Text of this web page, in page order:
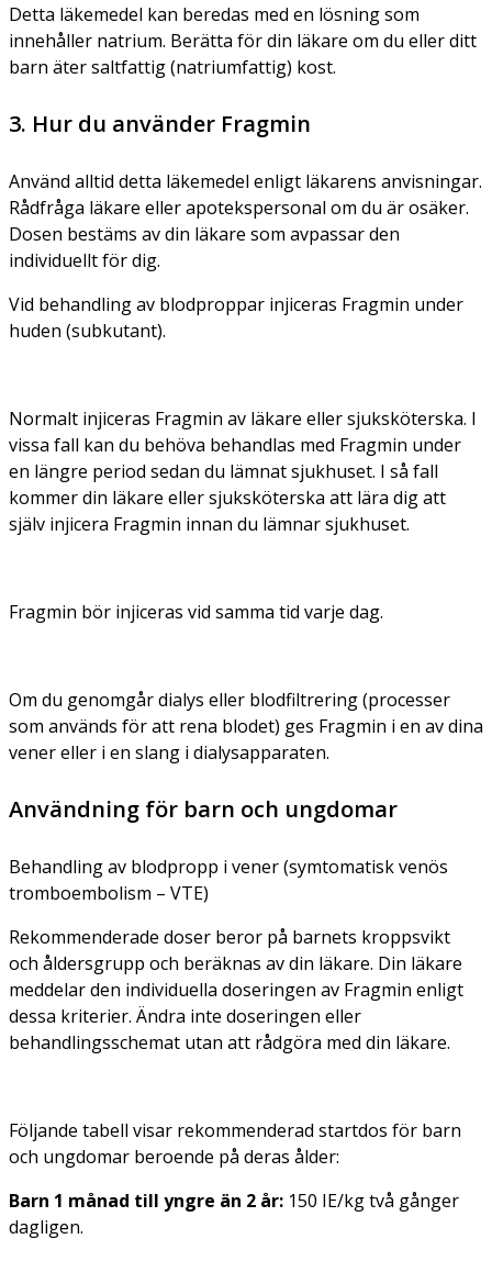
Detta läkemedel kan beredas med en lösning som
innehåller natrium. Berätta för din läkare om du eller ditt
barn äter saltfattig (natriumfattig) kost.
3. Hur du använder Fragmin
Använd alltid detta läkemedel enligt läkarens anvisningar.
Rådfråga läkare eller apotekspersonal om du är osäker.
Dosen bestäms av din läkare som avpassar den
individuellt för dig.
Vid behandling av blodproppar injiceras Fragmin under
huden (subkutant).
Normalt injiceras Fragmin av läkare eller sjuksköterska. I
vissa fall kan du behöva behandlas med Fragmin under
en längre period sedan du lämnat sjukhuset. I så fall
kommer din läkare eller sjuksköterska att lära dig att
själv injicera Fragmin innan du lämnar sjukhuset.
Fragmin bör injiceras vid samma tid varje dag.
Om du genomgår dialys eller blodfiltrering (processer
som används för att rena blodet) ges Fragmin i en av dina
vener eller i en slang i dialysapparaten.
Användning för barn och ungdomar
Behandling av blodpropp i vener (symtomatisk venös
tromboembolism – VTE)
Rekommenderade doser beror på barnets kroppsvikt
och åldersgrupp och beräknas av din läkare. Din läkare
meddelar den individuella doseringen av Fragmin enligt
dessa kriterier. Ändra inte doseringen eller
behandlingsschemat utan att rådgöra med din läkare.
Följande tabell visar rekommenderad startdos för barn
och ungdomar beroende på deras ålder:
Barn 1 månad till yngre än 2 år: 150 IE/kg två gånger
dagligen.